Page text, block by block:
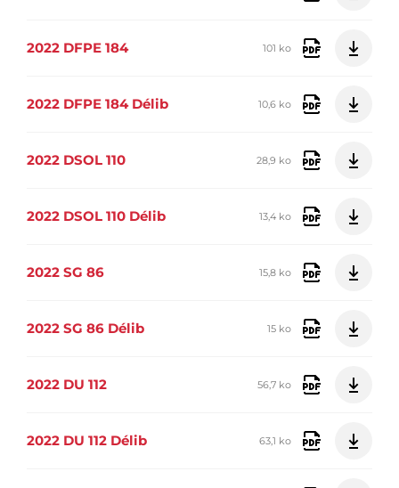
2022 DFPE 184 101 ko
2022 DFPE 184 Délib 10,6 ko
2022 DSOL 110 28,9 ko
2022 DSOL 110 Délib 13,4 ko
2022 SG 86 15,8 ko
2022 SG 86 Délib 15 ko
2022 DU 112 56,7 ko
2022 DU 112 Délib 63,1 ko